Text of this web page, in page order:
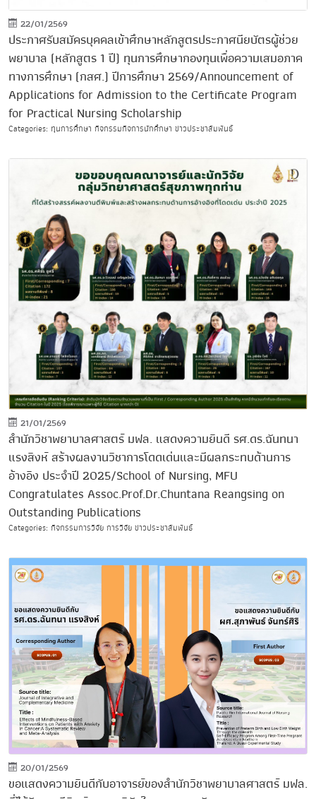
22/01/2569
ประกาศรับสมัครบุคคลเข้าศึกษาหลักสูตรประกาศนียบัตรผู้ช่วย
พยาบาล (หลักสูตร 1 ปี) ทุนการศึกษากองทุนเพื่อความเสมอภาค
ทางการศึกษา (กสศ.) ปีการศึกษา 2569/Announcement of
Applications for Admission to the Certificate Program
for Practical Nursing Scholarship
Categories: ทุนการศึกษา กิจกรรมกิจการนักศึกษา ข่าวประชาสัมพันธ์
21/01/2569
สำนักวิชาพยาบาลศาสตร์ มฟล. แสดงความยินดี รศ.ดร.ฉันทนา
แรงสิงห์ สร้างผลงานวิชาการโดดเด่นและมีผลกระทบด้านการ
อ้างอิง ประจำปี 2025/School of Nursing, MFU
Congratulates Assoc.Prof.Dr.Chuntana Reangsing on
Outstanding Publications
Categories: กิจกรรมการวิจัย การวิจัย ข่าวประชาสัมพันธ์
20/01/2569
ขอแสดงความยินดีกับอาจารย์ของสำนักวิชาพยาบาลศาสตร์ มฟล.